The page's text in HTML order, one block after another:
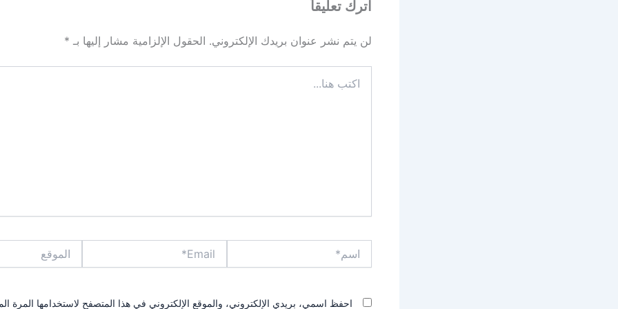
اترك تعليقاً
لن يتم نشر عنوان بريدك الإلكتروني. الحقول الإلزامية مشار إليها بـ *
هنا...
احفظ اسمي، بريدي الإلكتروني، والموقع الإلكتروني في هذا المتصفح لاستخدامها المرة